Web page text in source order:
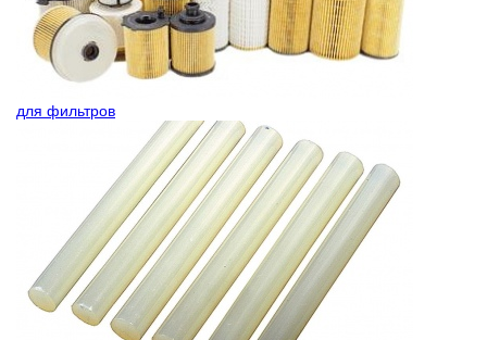
для фильтров